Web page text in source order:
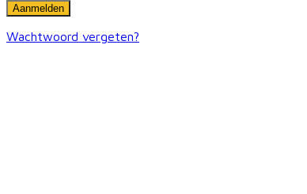
Wachtwoord vergeten?